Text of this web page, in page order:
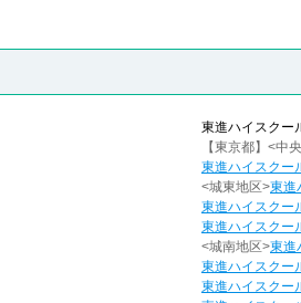
東進ハイスクー
【東京都】<中
東進ハイスクー
<城東地区>東進
東進ハイスクー
東進ハイスクー
<城南地区>東進
東進ハイスクー
東進ハイスクー